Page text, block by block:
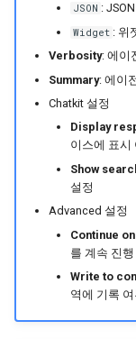
JSON :
Widget : 위
Verbosity: 에이
Summary: 에이
Chatkit 설정
Display
이스에 표시
Show
설정
Advanced 설정
Continue
를 계속 진행
Write to
역에 기록